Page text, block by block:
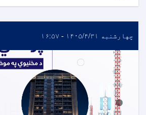
چهارشنبه ۱۴۰۵/۴/۳۱ - ۱۶:۵۷